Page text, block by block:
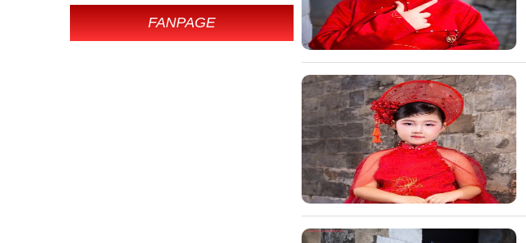
FANPAGE